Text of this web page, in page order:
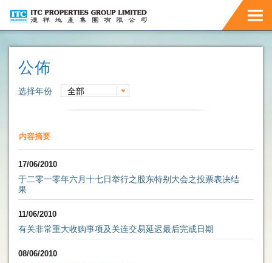
公佈
选择年份 全部
内容摘要
17/06/2010
于二零一零年六月十七日举行之股东特别大会之投票表决结
果
11/06/2010
有关非常重大收购事项及关连交易延迟最后完成日期
08/06/2010